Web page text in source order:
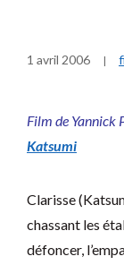
1 avril 2006
Film de Yannick
Katsumi
Clarisse
chassant les
défoncer,